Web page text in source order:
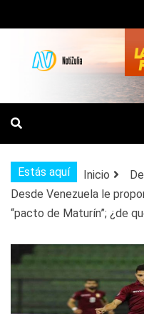
al
contenido
NOTICIAS
DE
Estás aquí Inicio
Desde Venezuela le
“pacto de Maturín”; ¿de